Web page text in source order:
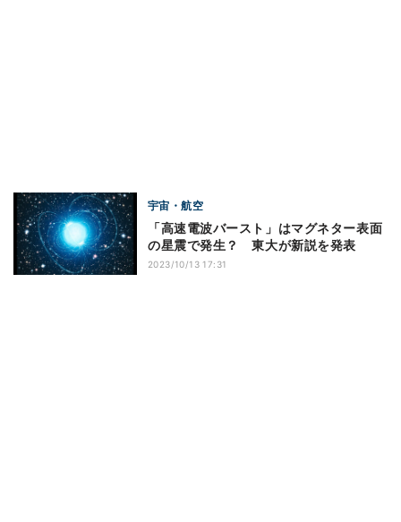
宇宙・航空
「高速電波バースト」はマグネター表面
の星震で発生？ 東大が新説を発表
2023/10/13 17:31